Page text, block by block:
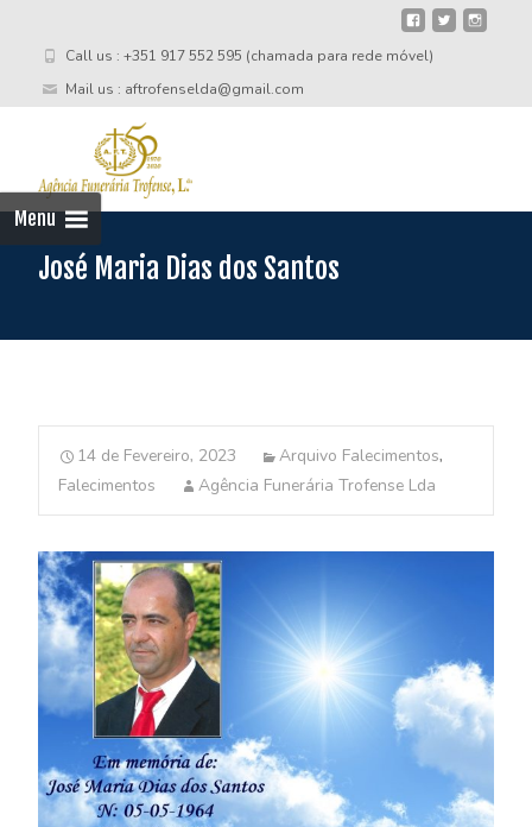
Call us : +351 917 552 595 (chamada para rede móvel)
Mail us : aftrofenselda@gmail.com
Menu
José Maria Dias dos Santos
14 de Fevereiro, 2023 Arquivo Falecimentos,
Falecimentos
Agência Funerária Trofense Lda